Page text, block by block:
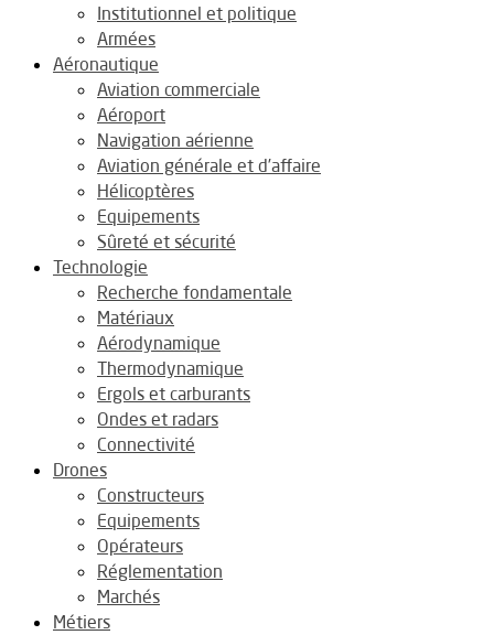
Institutionnel et politique
Armées
Aéronautique
Aviation commerciale
Aéroport
Navigation aérienne
Aviation générale et d’affaire
Hélicoptères
Equipements
Sûreté et sécurité
Technologie
Recherche fondamentale
Matériaux
Aérodynamique
Thermodynamique
Ergols et carburants
Ondes et radars
Connectivité
Drones
Constructeurs
Equipements
Opérateurs
Réglementation
Marchés
Métiers